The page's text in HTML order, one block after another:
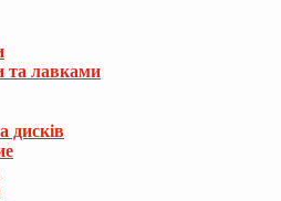
та лавками
дисків